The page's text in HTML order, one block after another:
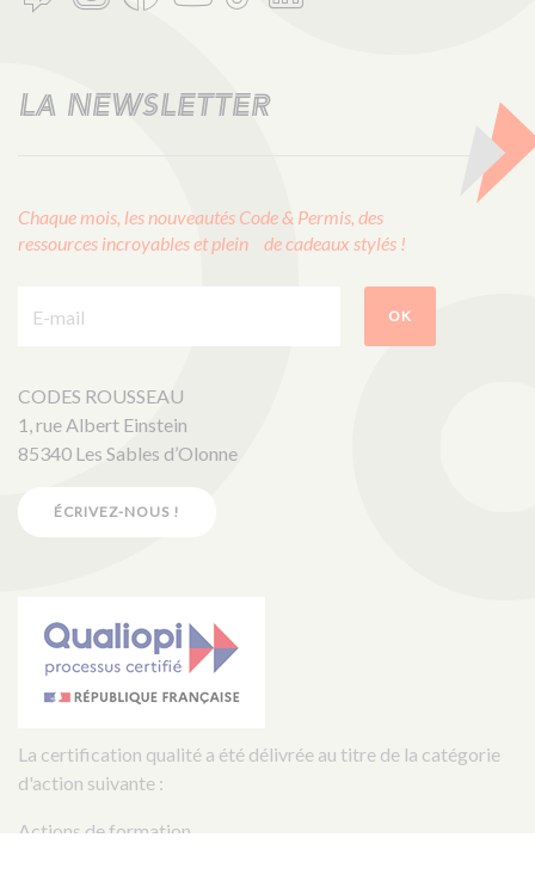
LA NEWSLETTER
Chaque mois, les nouveautés Code & Permis, des
ressources incroyables et plein de cadeaux stylés !
OK
CODES ROUSSEAU
1, rue Albert Einstein
85340 Les Sables d’Olonne
ÉCRIVEZ-NOUS !
La certification qualité a été délivrée au titre de la catégorie
d'action suivante :
Actions de formation